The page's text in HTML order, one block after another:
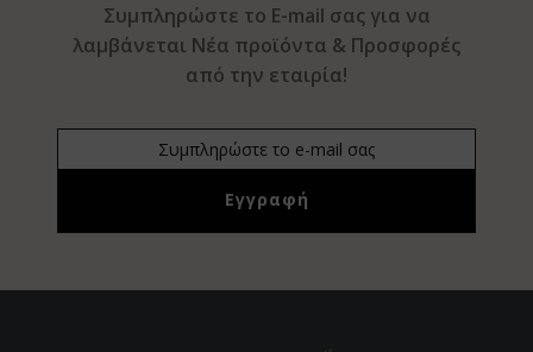
Συμπληρώστε το E-mail σας για να
λαμβάνεται Νέα προϊόντα & Προσφορές
από την εταιρία!